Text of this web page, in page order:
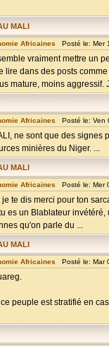
MALI
Africaines Posté le: Mer
vraiment mettre un
lire dans des posts
mature, moins aggressif.
Africaines Posté le: Ven
ne sont que des
minières du Niger. ...
MALI
Africaines Posté le: Mer
te dis merci pour ton
es un Blablateur
qu'on parle du ...
MALI
Africaines Posté le: Mar
peuple est stratifié en